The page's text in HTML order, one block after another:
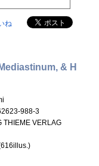
ね
& H
988-3
THIEME VERLAG